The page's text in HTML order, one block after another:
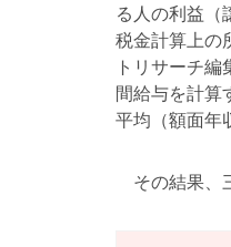
る人の利益（
税金計算上の
トリサーチ
間給与を計算
平均（額面年
その結果、